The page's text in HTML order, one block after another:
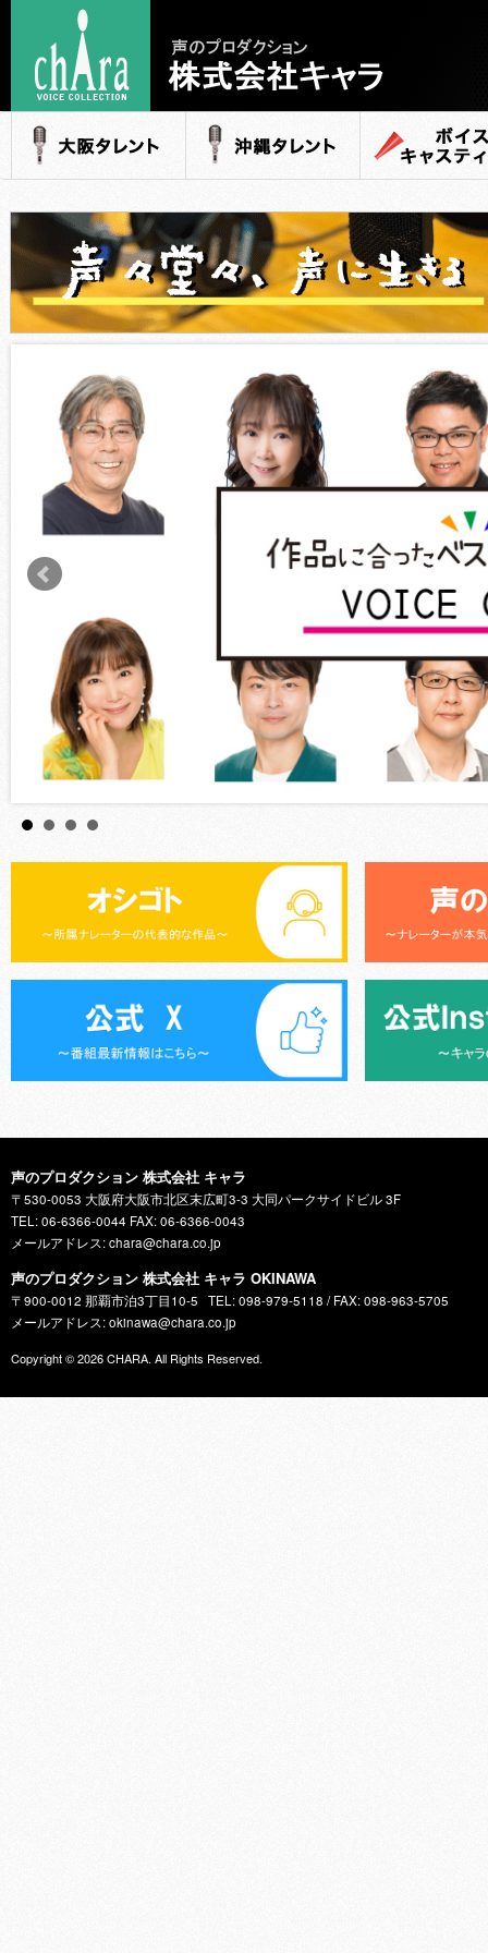
声のプロダクション
- 株式会社キャラ
大阪タレント 沖縄タレント ボイスキャステ
声のプロダクション 株式会社 キャラ
〒530-0053 大阪府大阪市北区末広町3-3 大同パークサイドビル 3F
TEL: 06-6366-0044 FAX: 06-6366-0043
メールアドレス: chara@chara.co.jp
声のプロダクション 株式会社 キャラ OKINAWA
〒900-0012 那覇市泊3丁目10-5
TEL: 098-979-5118 / FAX: 098-963-5705
メールアドレス: okinawa@chara.co.jp
Copyright © 2026CHARA. All Rights Reserved.